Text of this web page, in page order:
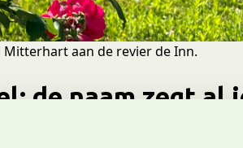
aan de revier de Inn.
de naam zegt al